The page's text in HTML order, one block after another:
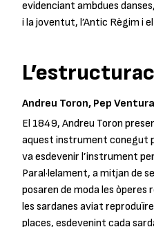
evidenciant ambdues
i la joventut, l’Antic Règim i
Andreu Toron, Pep
El 1849, Andreu Toron
aquest instrument conegut
va esdevenir l’instrument
Paral·lelament, a mitjan de
posaren de moda les òperes
les sardanes aviat
places, esdevenint cada